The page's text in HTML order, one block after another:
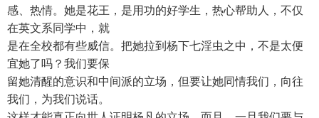
感、热情。她是花王，是用功的好学生，热心帮助人，不仅
在英文系同学中，就
是在全校都有些威信。把她拉到杨下七淫虫之中，不是太便
宜她了吗？我们要保
留她清醒的意识和中间派的立场，但要让她同情我们，向往
我们，为我们说话。